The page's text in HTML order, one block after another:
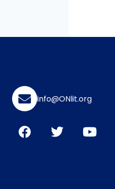
info@ONlit.org